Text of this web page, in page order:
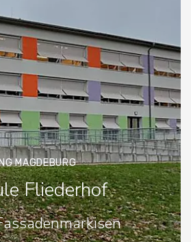
MAGDEBURG
Fliederhof